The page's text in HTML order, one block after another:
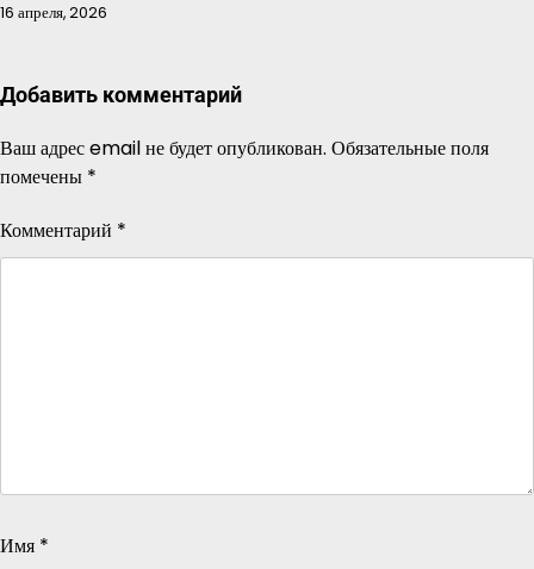
16 апреля, 2026
Добавить комментарий
Ваш адрес email не будет опубликован. Обязательные поля
помечены *
Комментарий *
Имя *